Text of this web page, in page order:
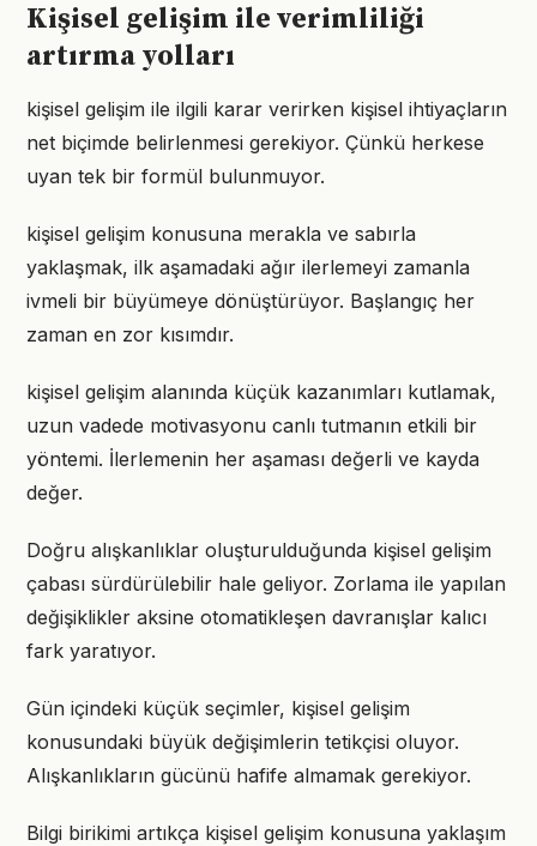
Kişisel gelişim ile verimliliği
artırma yolları
kişisel gelişim ile ilgili karar verirken kişisel ihtiyaçların
net biçimde belirlenmesi gerekiyor. Çünkü herkese
uyan tek bir formül bulunmuyor.
kişisel gelişim konusuna merakla ve sabırla
yaklaşmak, ilk aşamadaki ağır ilerlemeyi zamanla
ivmeli bir büyümeye dönüştürüyor. Başlangıç her
zaman en zor kısımdır.
kişisel gelişim alanında küçük kazanımları kutlamak,
uzun vadede motivasyonu canlı tutmanın etkili bir
yöntemi. İlerlemenin her aşaması değerli ve kayda
değer.
Doğru alışkanlıklar oluşturulduğunda kişisel gelişim
çabası sürdürülebilir hale geliyor. Zorlama ile yapılan
değişiklikler aksine otomatikleşen davranışlar kalıcı
fark yaratıyor.
Gün içindeki küçük seçimler, kişisel gelişim
konusundaki büyük değişimlerin tetikçisi oluyor.
Alışkanlıkların gücünü hafife almamak gerekiyor.
Bilgi birikimi artıkça kişisel gelişim konusuna yaklaşım